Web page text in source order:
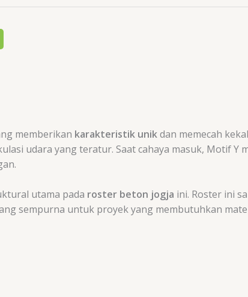
memberikan karakteristik unikdan memecah
udara yang teratur. Saat cahaya masuk, Motif
utama pada roster beton jogja ini. Roster ini
sempurna untuk proyek yang membutuhkan